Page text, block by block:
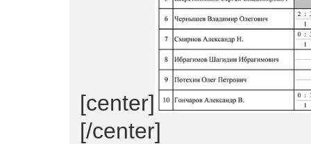
[center]
[/center]